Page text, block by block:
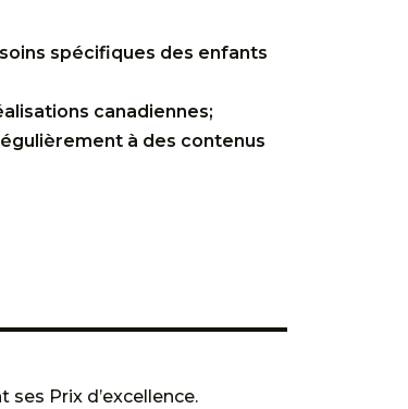
spécifiques des enfants
canadiennes;
à des contenus
Prix d’excellence.